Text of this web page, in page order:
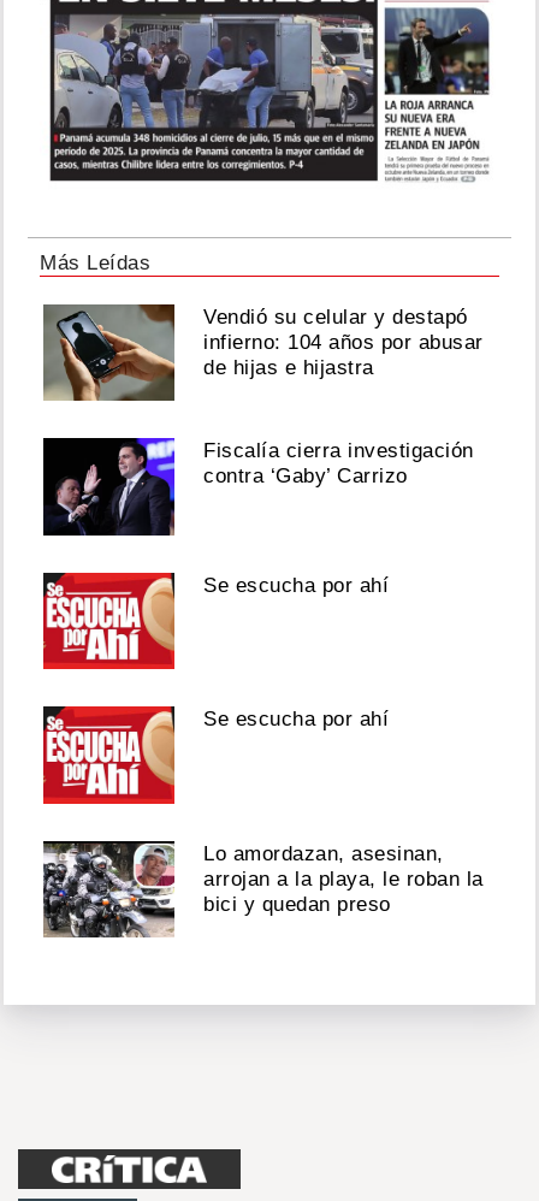
Más Leídas
Vendió su celular y destapó
infierno: 104 años por abusar
de hijas e hijastra
Fiscalía cierra investigación
contra ‘Gaby’ Carrizo
Se escucha por ahí
Se escucha por ahí
Lo amordazan, asesinan,
arrojan a la playa, le roban la
bici y quedan preso